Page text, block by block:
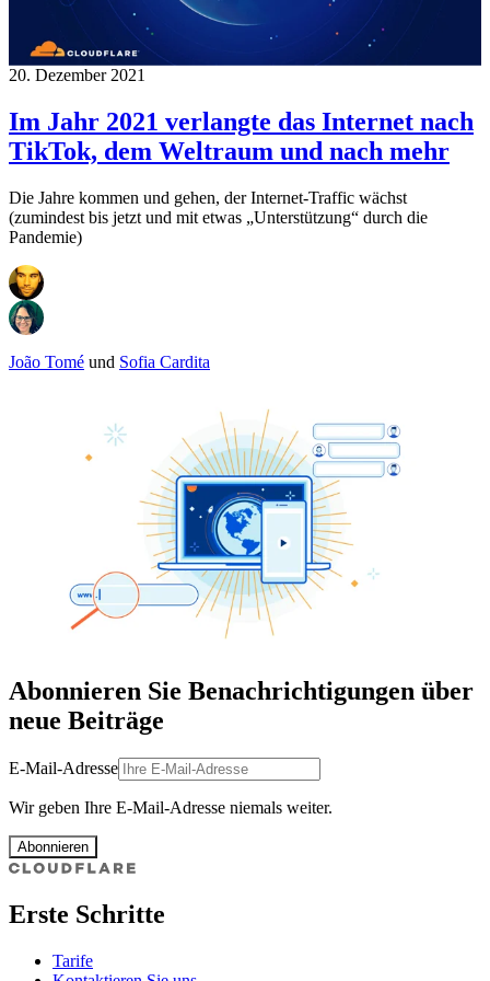
20. Dezember 2021
Im Jahr 2021 verlangte das Internet nach
TikTok, dem Weltraum und nach mehr
Die Jahre kommen und gehen, der Internet-Traffic wächst
(zumindest bis jetzt und mit etwas „Unterstützung“ durch die
Pandemie)
João Tomé und Sofia Cardita
Abonnieren Sie Benachrichtigungen über
neue Beiträge
E-Mail-Adresse
Wir geben Ihre E-Mail-Adresse niemals weiter.
Abonnieren
Erste Schritte
Tarife